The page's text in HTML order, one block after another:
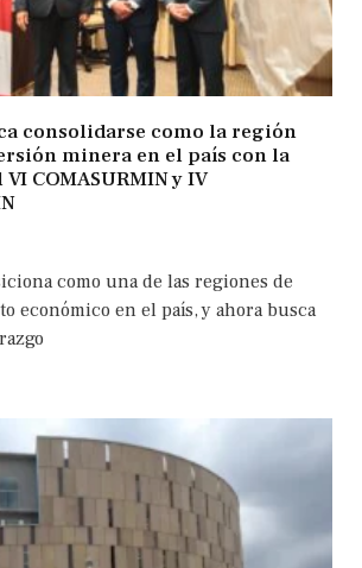
consolidarse como la región
minera en el país con la
COMASURMIN y IV
como una de las regiones de
económico en el país, y ahora busca